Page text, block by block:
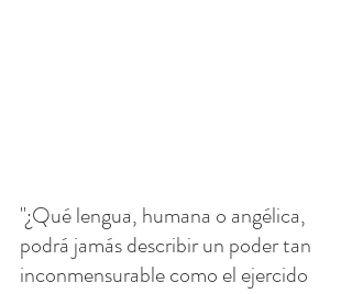
"¿Qué lengua, humana o angélica,
podrá jamás describir un poder tan
inconmensurable como el ejercido